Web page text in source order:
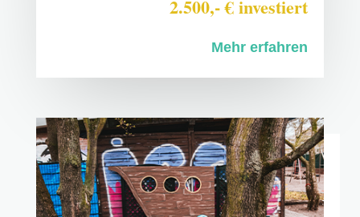
2.500,- € investiert
Mehr erfahren